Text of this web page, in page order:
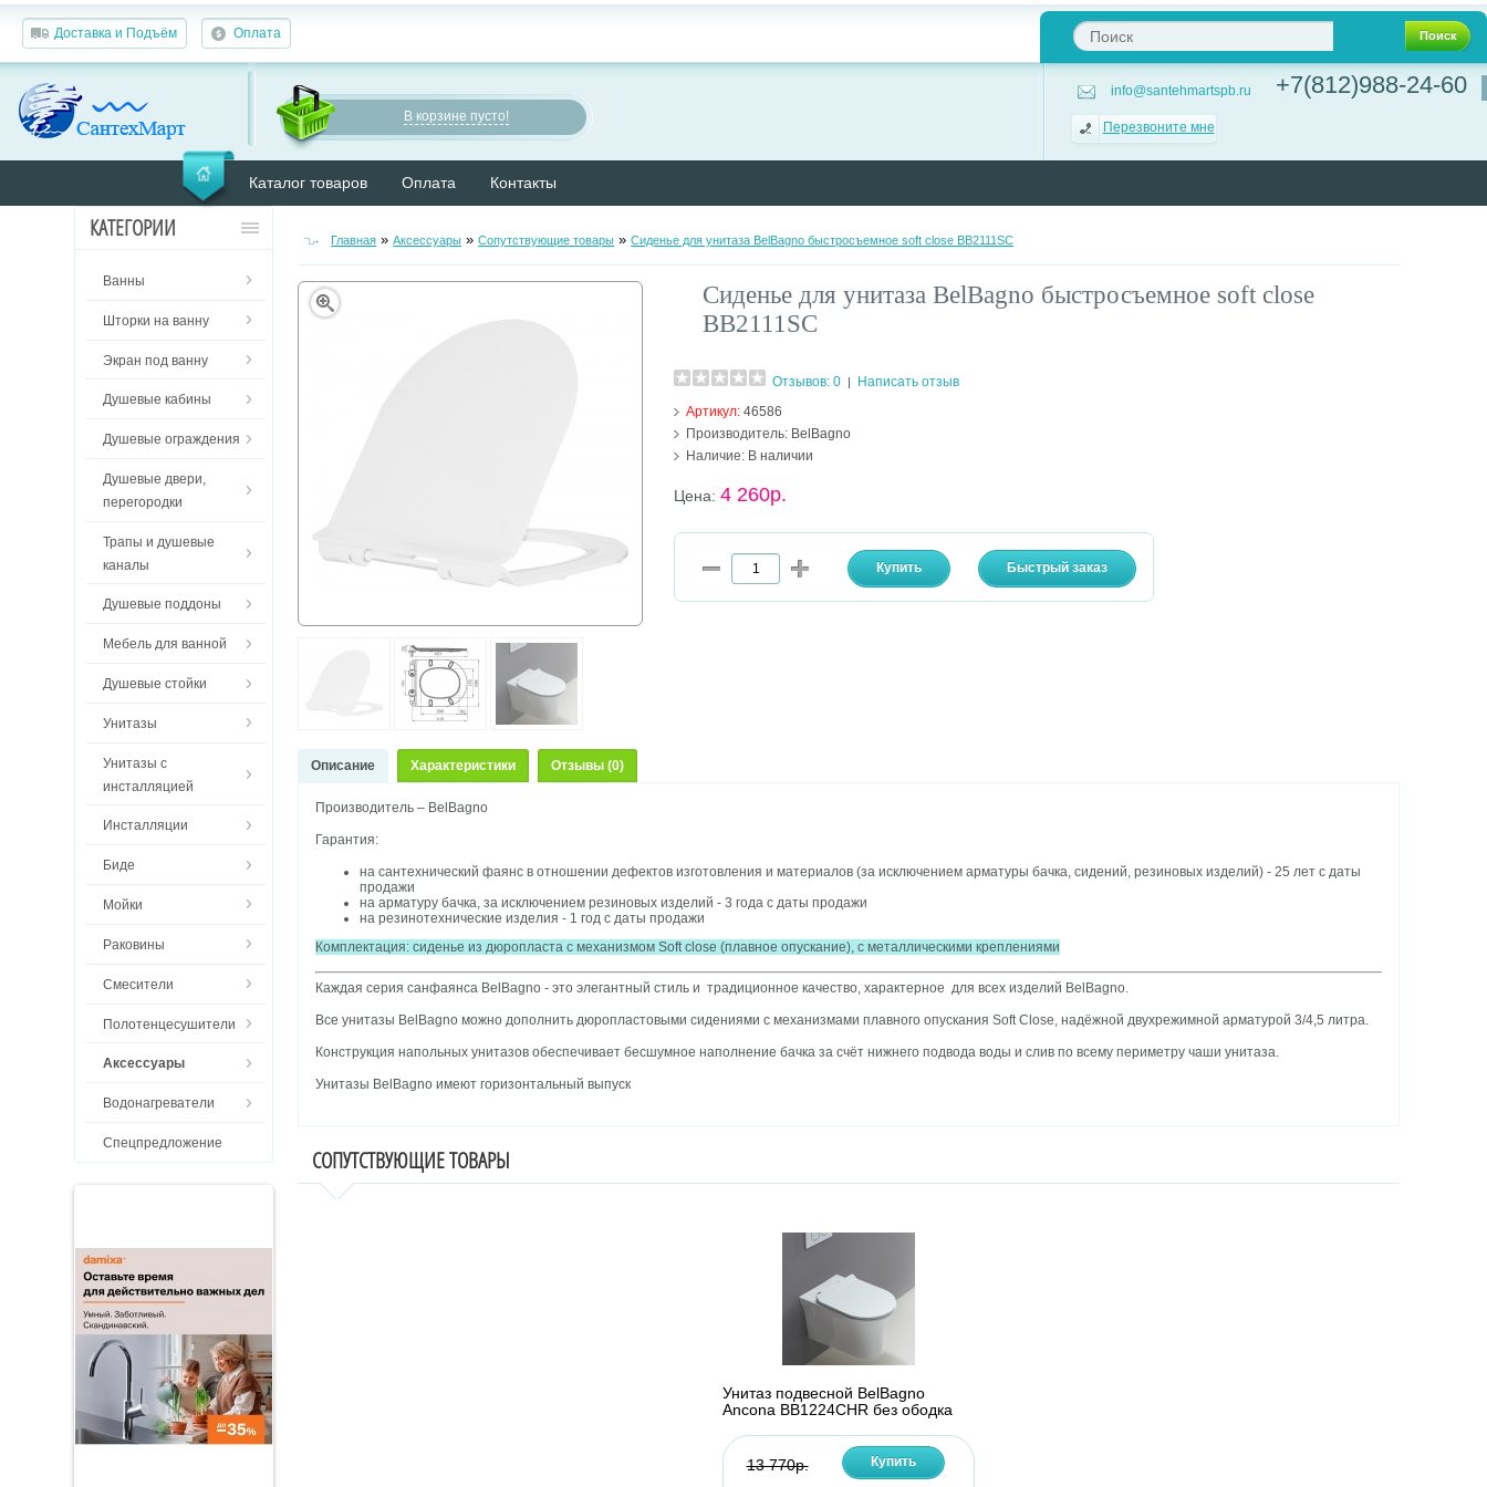
Доставка и Подъём Оплата Поиск
В корзине пусто!
info@santehmartspb.ru
Перезвоните мне
+7(812)988-24-60
Каталог товаров Оплата Контакты
КАТЕГОРИИ
Ванны
Шторки на ванну
Экран под ванну
Душевые кабины
Душевые ограждения
Душевые двери,
перегородки
Трапы и душевые
каналы
Душевые поддоны
Мебель для ванной
Душевые стойки
Унитазы
Унитазы с
инсталляцией
Инсталляции
Биде
Мойки
Раковины
Смесители
Полотенцесушители
Аксессуары
Водонагреватели
Спецпредложение
Главная »Аксессуары »Сопутствующие товары »Сиденье для унитаза BelBagno быстросъемное soft close BB2111SC
Сиденье для унитаза BelBagno быстросъемное soft close
BB2111SC
Отзывов: 0 |
Написать отзыв
Артикул:46586
Производитель: BelBagno
Наличие: В наличии
Цена:4 260р.
Описание Характеристики Отзывы (0)
Производитель – BelBagno
Гарантия:
на сантехнический фаянс в отношении дефектов изготовления и материалов (за исключением арматуры бачка, сидений, резиновых изделий) - 25 лет с даты
продажи
на арматуру бачка, за исключением резиновых изделий - 3 года с даты продажи
на резинотехнические изделия - 1 год с даты продажи
Комплектация:сиденье из дюропласта с механизмом Soft close (плавное опускание), с металлическими креплениями
Каждая серия санфаянса BelBagno - это элегантный стиль и традиционное качество, характерное для всех изделий BelBagno.
Все унитазы BelBagno можно дополнить дюропластовыми сидениями с механизмами плавного опускания Soft Close, надёжной двухрежимной арматурой 3/4,5 литра.
Конструкция напольных унитазов обеспечивает бесшумное наполнение бачка за счёт нижнего подвода воды и слив по всему периметру чаши унитаза.
Унитазы BelBagno имеют горизонтальный выпуск
СОПУТСТВУЮЩИЕ ТОВАРЫ
Унитаз подвесной BelBagno
Ancona BB1224CHR без ободка
13 770р. Купить